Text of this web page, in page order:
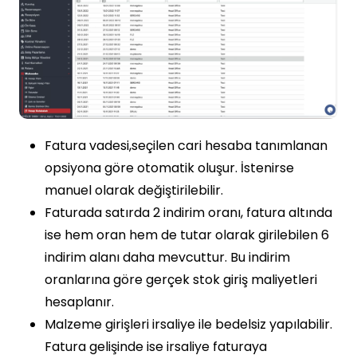
Fatura vadesi,seçilen cari hesaba tanımlanan
opsiyona göre otomatik oluşur. İstenirse
manuel olarak değiştirilebilir.
Faturada satırda 2 indirim oranı, fatura altında
ise hem oran hem de tutar olarak girilebilen 6
indirim alanı daha mevcuttur. Bu indirim
oranlarına göre gerçek stok giriş maliyetleri
hesaplanır.
Malzeme girişleri irsaliye ile bedelsiz yapılabilir.
Fatura gelişinde ise irsaliye faturaya